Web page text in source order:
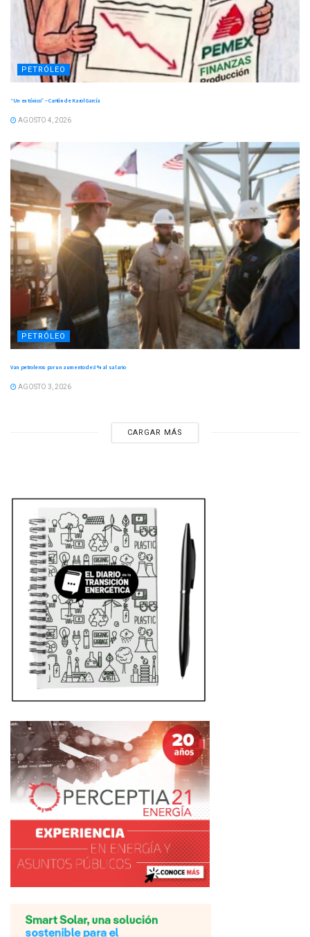
PETRÓLEO
“Un ex tóxico” – Cartón de Karol García
AGOSTO 4, 2026
PETRÓLEO
Van petroleros por un aumento de 8 % al salario
AGOSTO 3, 2026
CARGAR MÁS